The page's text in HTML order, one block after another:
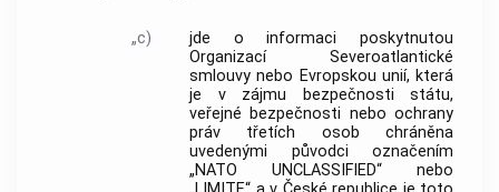
„c)
jde o informaci poskytnutou
Organizací Severoatlantické
smlouvy nebo Evropskou unií, která
je v zájmu bezpečnosti státu,
veřejné bezpečnosti nebo ochrany
práv třetích osob chráněna
uvedenými původci označením
„NATO UNCLASSIFIED“ nebo